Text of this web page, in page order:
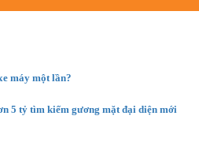
máy một lần?
5 tỷ tìm kiếm gương mặt đại diện mới